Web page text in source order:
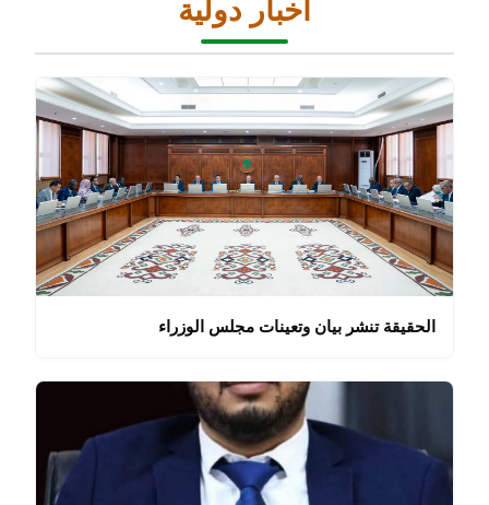
أخبار دولية
الحقيقة تنشر بيان وتعينات مجلس الوزراء